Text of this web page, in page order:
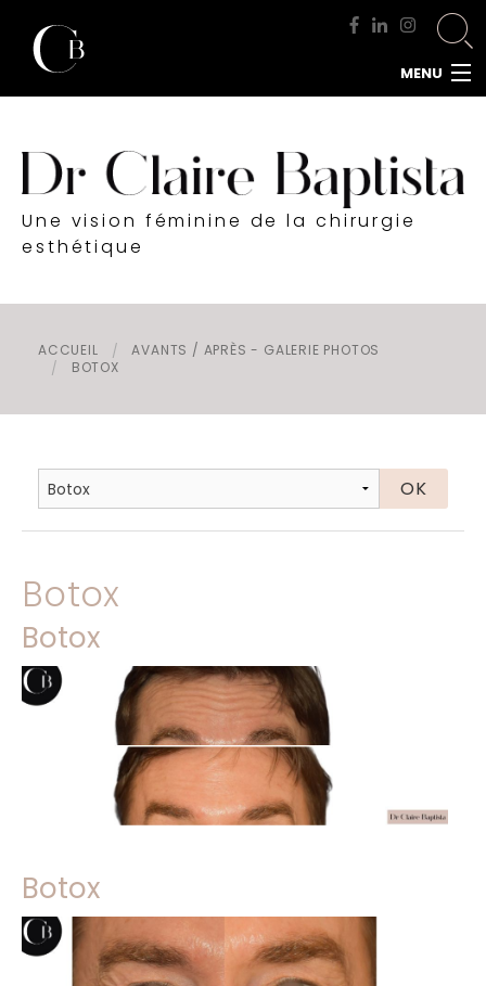
MENU
DOCTEUR BAPTISTA
CHIRURGIE MAMMAIRE
CHIRURGIE DU VISAGE
CHIRURGIE DE LA SILHOUETTE
CHIRURGIE INTIME
MÉDECINE ESTHÉTIQUE
RENDEZ-VOUS
Une vision féminine de la chirurgie
esthétique
ACCUEIL
AVANTS / APRÈS - GALERIE PHOTOS
BOTOX
Botox
Botox
Botox